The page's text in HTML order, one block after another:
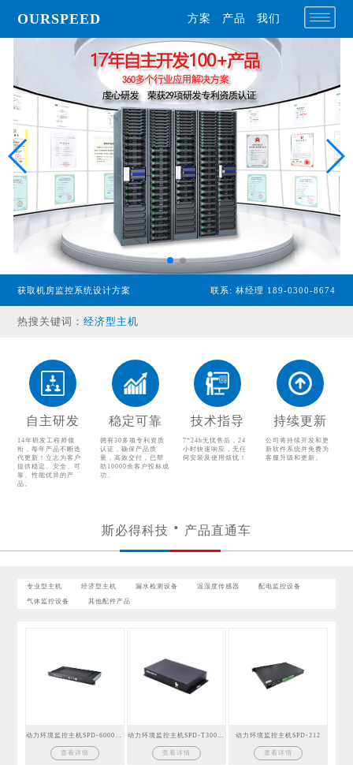
OURSPEED 方案 产品 我们
获取机房监控系统设计方案 联系: 林经理 189-0300-8674
热搜关键词：
专业型主机
经济型主机
漏水检测设备
配电监控设备
气体监控设备
其他配件产品
自主研发
14年研发工程师领
衔，每年产品不断迭
代更新！立志为客户
提供稳定、安全、可
靠、性能优异的产
品。
稳定可靠
拥有30多项专利资质
认证，确保产品质
量，高效交付，已帮
助10000余客户投标成
功。
技术指导
7*24h无忧售后，24
小时快速响应，无任
何安装及使用烦忧！
持续更新
公司将持续开发和更
新软件系统并免费为
客服升级和更新。
斯必得科技 产品直通车
专业型主机 经济型主机 漏水检测设备 温湿度传感器 配电监控设备
气体监控设备 其他配件产品
查看详情 查看详情
动力环境监控主机SPD-212
查看详情